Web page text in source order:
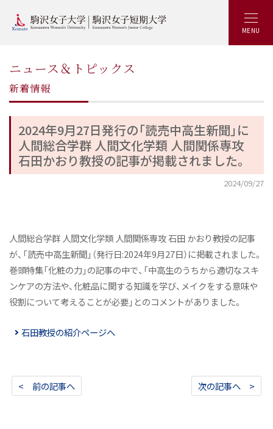
MENU
ニュース＆トピックス
新着情報
2024年9月27日発行の「読売中高生新聞」に
人間総合学群 人間文化学類 人間関係専攻
石田かおり教授の記事が掲載されました。
2024/09/27
人間総合学群 人間文化学類 人間関係専攻 石田 かおり教授の記事
が、「読売中高生新聞」（発行日:2024年9月27日）に掲載されました。
巻頭特集「化粧の力」の記事の中で、「中高生のうちから適切なスキ
ンケアの方法や、化粧品に関する知識を学び、メイクをする意味や
役割について考えることが必要」とのコメントがありました。
石田教授の紹介ページへ
< 前の記事へ 次の記事へ >